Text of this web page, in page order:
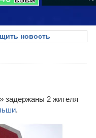
новость
задержаны 2 жителя
.